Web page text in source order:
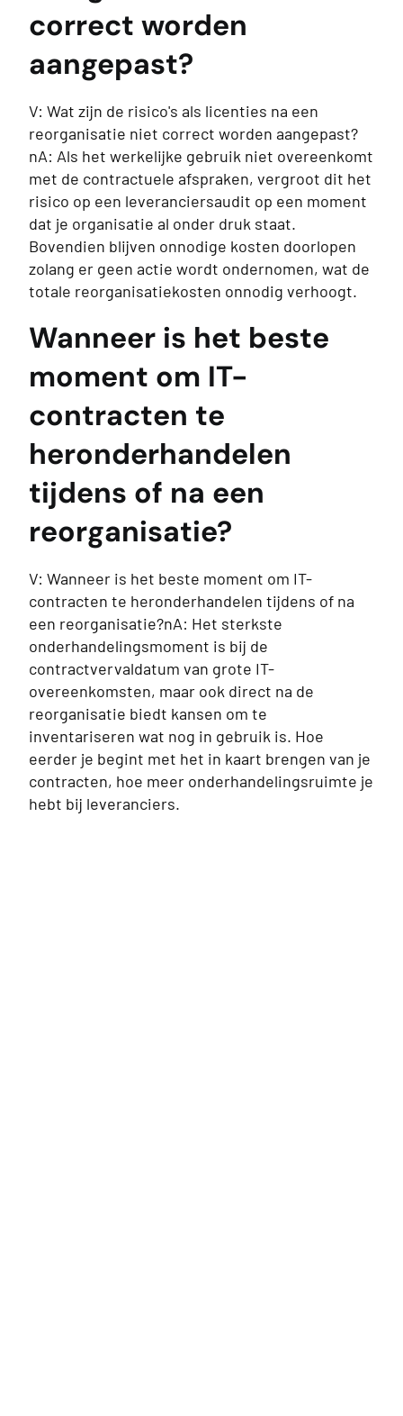
correct worden
aangepast?
V: Wat zijn de risico's als licenties na een
reorganisatie niet correct worden aangepast?
nA: Als het werkelijke gebruik niet overeenkomt
met de contractuele afspraken, vergroot dit het
risico op een leveranciersaudit op een moment
dat je organisatie al onder druk staat.
Bovendien blijven onnodige kosten doorlopen
zolang er geen actie wordt ondernomen, wat de
totale reorganisatiekosten onnodig verhoogt.
Wanneer is het beste
moment om IT-
contracten te
heronderhandelen
tijdens of na een
reorganisatie?
V: Wanneer is het beste moment om IT-
contracten te heronderhandelen tijdens of na
een reorganisatie?nA: Het sterkste
onderhandelingsmoment is bij de
contractvervaldatum van grote IT-
overeenkomsten, maar ook direct na de
reorganisatie biedt kansen om te
inventariseren wat nog in gebruik is. Hoe
eerder je begint met het in kaart brengen van je
contracten, hoe meer onderhandelingsruimte je
hebt bij leveranciers.